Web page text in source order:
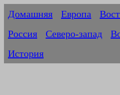
Домашняя Европа
Россия
Северо-запад
История